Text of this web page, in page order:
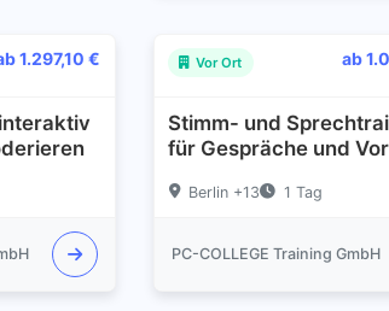
1.297,10 € Vor Ort ab
Stimm- und
für Gespräche und
Berlin +13 1 Tag
PC-COLLEGE Training GmbH